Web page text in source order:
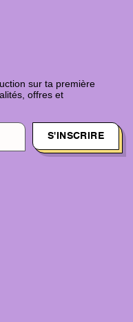
sur ta première
offres et
S'INSCRIRE